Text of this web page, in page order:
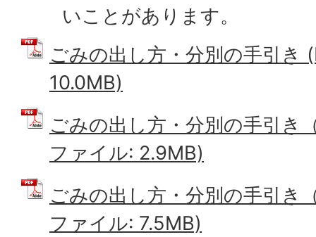
いことがあります。
ごみの出し方・分別の手引き
10.0MB)
ごみの出し方・分別の手引き
ファイル: 2.9MB)
ごみの出し方・分別の手引き
ファイル: 7.5MB)